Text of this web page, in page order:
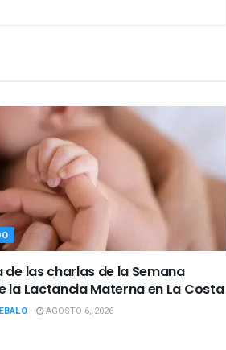
de las charlas de la Semana
la Lactancia Materna en La Costa
AGOSTO 6, 2026